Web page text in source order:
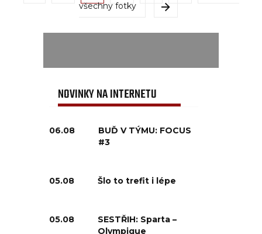
všechny fotky
NOVINKY NA INTERNETU
06.08
BUĎ V TÝMU: FOCUS
#3
05.08 Šlo to trefit i lépe
05.08
SESTŘIH: Sparta –
Olympique